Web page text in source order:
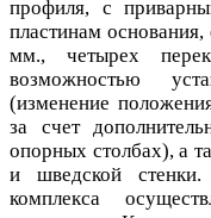
профиля, с
пластинам
мм., четырех
возможностью
(изменение
за счет
опорных столбах), а
и шведской стенки.
комплекса